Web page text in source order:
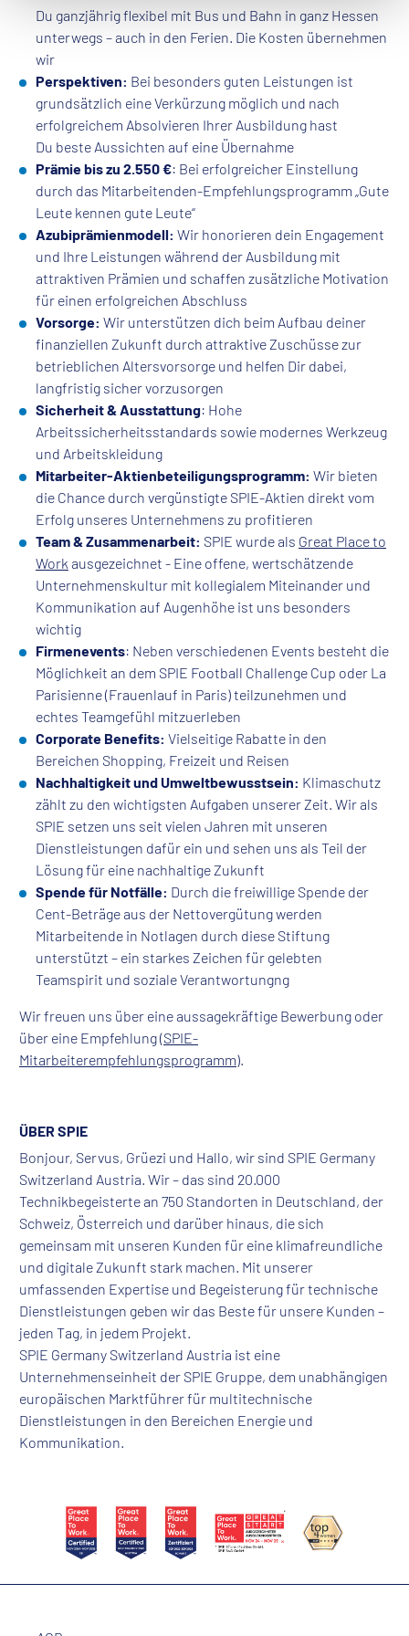
ÜBER SPIE
Bonjour, Servus, Grüezi und Hallo, wir sind SPIE Germany
Switzerland Austria. Wir – das sind 20.000
Technikbegeisterte an 750 Standorten in Deutschland, der
Schweiz, Österreich und darüber hinaus, die sich
gemeinsam mit unseren Kunden für eine klimafreundliche
und digitale Zukunft stark machen. Mit unserer
umfassenden Expertise und Begeisterung für technische
Dienstleistungen geben wir das Beste für unsere Kunden –
jeden Tag, in jedem Projekt.
SPIE Germany Switzerland Austria ist eine
Unternehmenseinheit der SPIE Gruppe, dem unabhängigen
europäischen Marktführer für multitechnische
Dienstleistungen in den Bereichen Energie und
Kommunikation.
Du ganzjährig flexibel mit Bus und Bahn in ganz Hessen
unterwegs – auch in den Ferien. Die Kosten übernehmen
wir
Perspektiven: Bei besonders guten Leistungen ist
grundsätzlich eine Verkürzung möglich und nach
erfolgreichem Absolvieren Ihrer Ausbildung hast
Du beste Aussichten auf eine Übernahme
Prämie bis zu 2.550 €: Bei erfolgreicher Einstellung
durch das Mitarbeitenden-Empfehlungsprogramm „Gute
Leute kennen gute Leute“
Azubiprämienmodell: Wir honorieren dein Engagement
und Ihre Leistungen während der Ausbildung mit
attraktiven Prämien und schaffen zusätzliche Motivation
für einen erfolgreichen Abschluss
Vorsorge: Wir unterstützen dich beim Aufbau deiner
finanziellen Zukunft durch attraktive Zuschüsse zur
betrieblichen Altersvorsorge und helfen Dir dabei,
langfristig sicher vorzusorgen
Sicherheit & Ausstattung: Hohe
Arbeitssicherheitsstandards sowie modernes Werkzeug
und Arbeitskleidung
Mitarbeiter-Aktienbeteiligungsprogramm: Wir bieten
die Chance durch vergünstigte SPIE-Aktien direkt vom
Erfolg unseres Unternehmens zu profitieren
Team & Zusammenarbeit: SPIE wurde als Great Place to
Work ausgezeichnet - Eine offene, wertschätzende
Unternehmenskultur mit kollegialem Miteinander und
Kommunikation auf Augenhöhe ist uns besonders
wichtig
Firmenevents: Neben verschiedenen Events besteht die
Möglichkeit an dem SPIE Football Challenge Cup oder La
Parisienne (Frauenlauf in Paris) teilzunehmen und
echtes Teamgefühl mitzuerleben
Corporate Benefits: Vielseitige Rabatte in den
Bereichen Shopping, Freizeit und Reisen
Nachhaltigkeit und Umweltbewusstsein: Klimaschutz
zählt zu den wichtigsten Aufgaben unserer Zeit. Wir als
SPIE setzen uns seit vielen Jahren mit unseren
Dienstleistungen dafür ein und sehen uns als Teil der
Lösung für eine nachhaltige Zukunft
Spende für Notfälle: Durch die freiwillige Spende der
Cent-Beträge aus der Nettovergütung werden
Mitarbeitende in Notlagen durch diese Stiftung
unterstützt – ein starkes Zeichen für gelebten
Teamspirit und soziale Verantwortungng
Wir freuen uns über eine aussagekräftige Bewerbung oder
über eine Empfehlung (SPIE-
Mitarbeiterempfehlungsprogramm).